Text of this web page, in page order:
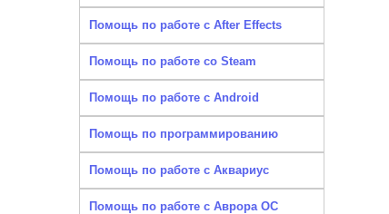
Помощь по работе с After Effects
Помощь по работе со Steam
Помощь по работе с Android
Помощь по программированию
Помощь по работе с Аквариус
Помощь по работе с Аврора ОС